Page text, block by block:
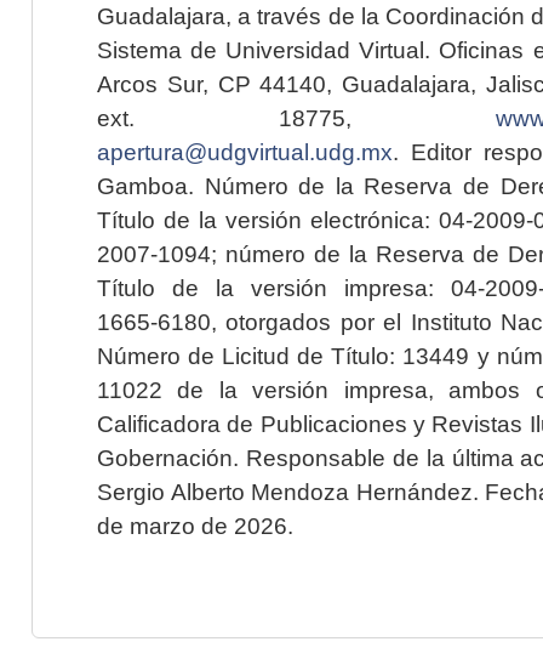
Guadalajara, a través de la Coordinación
Sistema de Universidad Virtual. Oficinas
Arcos Sur, CP 44140, Guadalajara,
ext. 18775,
apertura@udgvirtual.udg.mx. Editor
Gamboa. Número de la Reserva de
Título de la versión electrónica: 04-2009-
2007-1094; número de la Reserva de
Título de la versión impresa: 04-2009-
1665-6180, otorgados por el Instituto
Número de Licitud de Título: 13449 y
11022 de la versión impresa, ambos
Calificadora de Publicaciones y Revistas
Gobernación. Responsable de la última
Sergio Alberto Mendoza Hernández.
de marzo de 2026.